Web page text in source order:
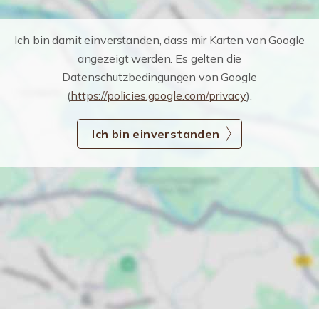
Ich bin damit einverstanden, dass mir Karten von Google
angezeigt werden. Es gelten die
Datenschutzbedingungen von Google
(https://policies.google.com/privacy).
Ich bin einverstanden